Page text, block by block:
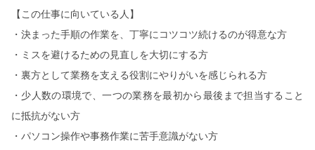
【この仕事に向いている人】
・決まった手順の作業を、丁寧にコツコツ続けるのが得意な方
・ミスを避けるための見直しを大切にする方
・裏方として業務を支える役割にやりがいを感じられる方
・少人数の環境で、一つの業務を最初から最後まで担当すること
に抵抗がない方
・パソコン操作や事務作業に苦手意識がない方